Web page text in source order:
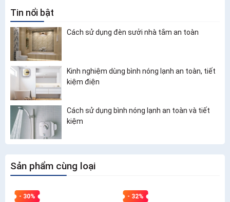
Tin nổi bật
Cách sử dụng đèn sưởi nhà tắm an toàn
Kinh nghiệm dùng bình nóng lạnh an toàn, tiết
kiệm điện
Cách sử dụng bình nóng lạnh an toàn và tiết
kiệm
Sản phẩm cùng loại
- 30% - 32%